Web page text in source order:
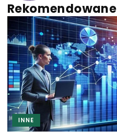
Rekomendowane
INNE